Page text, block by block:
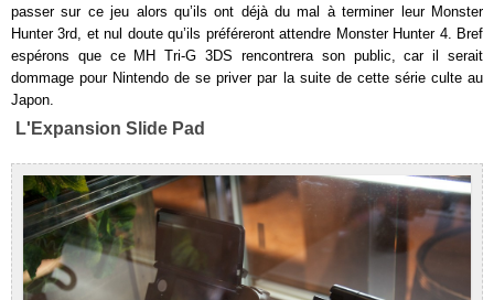
passer sur ce jeu alors qu’ils ont déjà du mal à terminer leur Monster
Hunter 3rd, et nul doute qu’ils préféreront attendre Monster Hunter 4. Bref
espérons que ce MH Tri-G 3DS rencontrera son public, car il serait
dommage pour Nintendo de se priver par la suite de cette série culte au
Japon.
L'Expansion Slide Pad